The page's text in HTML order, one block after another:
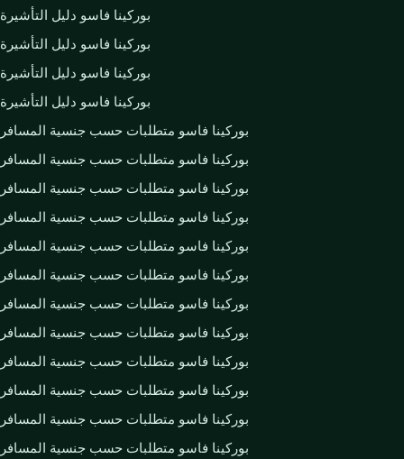
بوركينا فاسو دليل التأشيرة
بوركينا فاسو دليل التأشيرة
بوركينا فاسو دليل التأشيرة
بوركينا فاسو دليل التأشيرة
بوركينا فاسو متطلبات حسب جنسية المسافر
بوركينا فاسو متطلبات حسب جنسية المسافر
بوركينا فاسو متطلبات حسب جنسية المسافر
بوركينا فاسو متطلبات حسب جنسية المسافر
بوركينا فاسو متطلبات حسب جنسية المسافر
بوركينا فاسو متطلبات حسب جنسية المسافر
بوركينا فاسو متطلبات حسب جنسية المسافر
بوركينا فاسو متطلبات حسب جنسية المسافر
بوركينا فاسو متطلبات حسب جنسية المسافر
بوركينا فاسو متطلبات حسب جنسية المسافر
بوركينا فاسو متطلبات حسب جنسية المسافر
بوركينا فاسو متطلبات حسب جنسية المسافر